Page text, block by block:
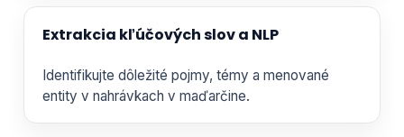
Extrakcia kľúčových slov a NLP
Identifikujte dôležité pojmy, témy a menované
entity v nahrávkach v maďarčine.